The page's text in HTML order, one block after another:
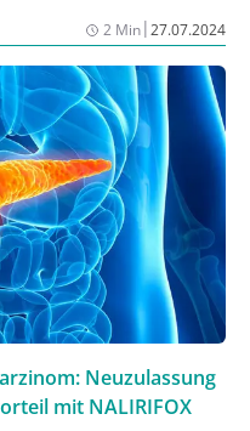
2 Min|27.07.2024
Neuzulassung
mit NALIRIFOX